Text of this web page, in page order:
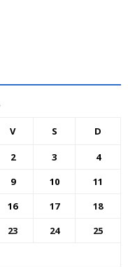
V S D
2 3
4
9 10
11
16 17
18
23 24
25